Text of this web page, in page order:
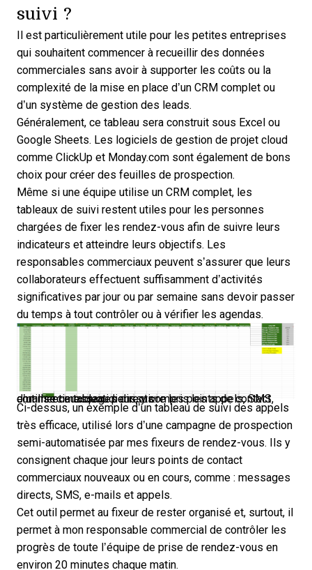
suivi ?
Il est particulièrement utile pour les petites entreprises
qui souhaitent commencer à recueillir des données
commerciales sans avoir à supporter les coûts ou la
complexité de la mise en place d’un CRM complet ou
d’un système de gestion des leads.
Généralement, ce tableau sera construit sous Excel ou
Google Sheets. Les logiciels de gestion de projet cloud
comme ClickUp et Monday.com sont également de bons
choix pour créer des feuilles de prospection.
Même si une équipe utilise un CRM complet, les
tableaux de suivi restent utiles pour les personnes
chargées de fixer les rendez-vous afin de suivre leurs
indicateurs et atteindre leurs objectifs. Les
responsables commerciaux peuvent s’assurer que leurs
collaborateurs effectuent suffisamment d’activités
significatives par jour ou par semaine sans devoir passer
du temps à tout contrôler ou à vérifier les agendas.
J’utilise ce tableau pour suivre les points de contact commerciaux quotidiens, y compris les appels, SMS, emails et messages directs.
Ci-dessus, un exemple d’un tableau de suivi des appels
très efficace, utilisé lors d’une campagne de prospection
semi-automatisée par mes fixeurs de rendez-vous. Ils y
consignent chaque jour leurs points de contact
commerciaux nouveaux ou en cours, comme : messages
directs, SMS, e-mails et appels.
Cet outil permet au fixeur de rester organisé et, surtout, il
permet à mon responsable commercial de contrôler les
progrès de toute l’équipe de prise de rendez-vous en
environ 20 minutes chaque matin.